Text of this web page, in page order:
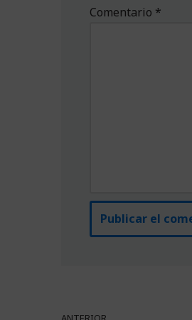
Comentario *